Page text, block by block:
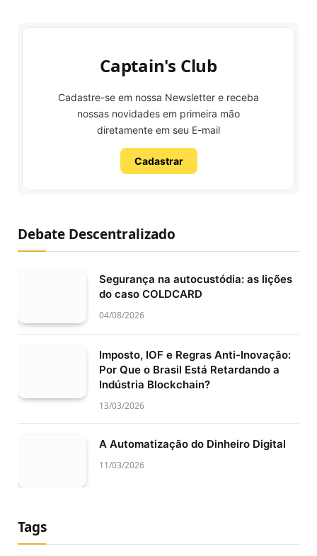
Captain's Club
Cadastre-se em nossa Newsletter e receba
nossas novidades em primeira mão
diretamente em seu E-mail
Cadastrar
Debate Descentralizado
Segurança na autocustódia: as lições
do caso COLDCARD
04/08/2026
Imposto, IOF e Regras Anti-Inovação:
Por Que o Brasil Está Retardando a
Indústria Blockchain?
13/03/2026
A Automatização do Dinheiro Digital
11/03/2026
Tags